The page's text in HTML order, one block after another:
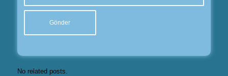
No related posts.